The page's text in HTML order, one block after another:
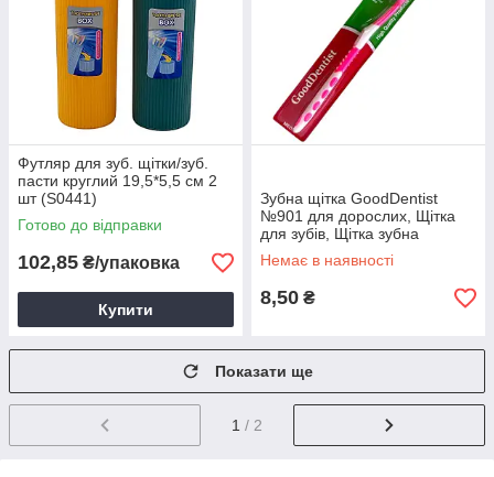
Футляр для зуб. щітки/зуб.
пасти круглий 19,5*5,5 см 2
шт (S0441)
Готово до відправки
102,85 ₴/упаковка
Купити
Зубна щітка GoodDentist
№901 для дорослих, Щітка
для зубів, Щітка зубна
Немає в наявності
8,50 ₴
Показати ще
1 / 2